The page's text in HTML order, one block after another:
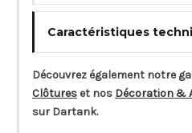
Caractéristiques
Découvrez également notre
Clôtures et nos Décoration &
sur Dartank.